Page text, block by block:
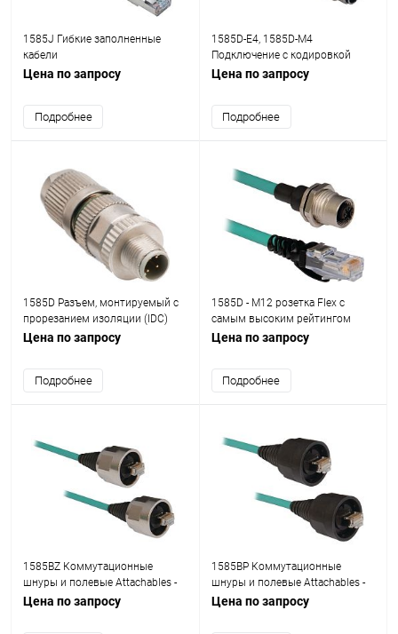
1585J Гибкие заполненные
кабели
Цена по запросу
Подробнее
1585D-E4, 1585D-М4
Подключение с кодировкой
Цена по запросу
Подробнее
1585D Разъем, монтируемый с
прорезанием изоляции (IDC)
Цена по запросу
Подробнее
1585D - M12 розетка Flex с
самым высоким рейтингом
Цена по запросу
Подробнее
1585BZ Коммутационные
шнуры и полевые Attachables -
литого цинка
Цена по запросу
1585BP Коммутационные
шнуры и полевые Attachables -
термопласт RJ45
Цена по запросу